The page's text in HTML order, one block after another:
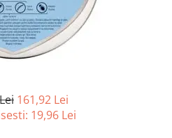
161,92 Lei
19,96 Lei